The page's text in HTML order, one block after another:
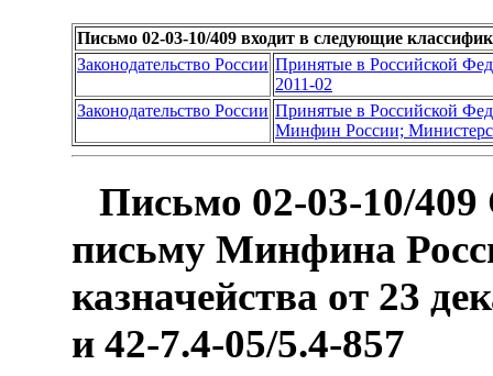
Письмо 02-03-10/409 входит в следующие
Законодательство России Принятые в Российской
2011-02
Законодательство России Принятые в Российской
Минфин России;
Письмо 02-03-10/
письму Минфина
казначейства от 23
и 42-7.4-05/5.4-857